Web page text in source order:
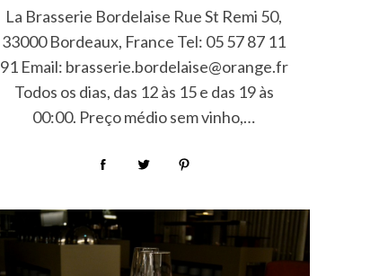
La Brasserie Bordelaise Rue St Remi 50,
33000 Bordeaux, France Tel: 05 57 87 11
91 Email: brasserie.bordelaise@orange.fr
Todos os dias, das 12 às 15 e das 19 às
00:00. Preço médio sem vinho,…